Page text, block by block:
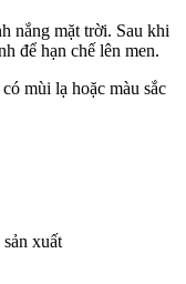
nắng mặt trời. Sau khi
để hạn chế lên men.
mùi lạ hoặc màu sắc
xuất